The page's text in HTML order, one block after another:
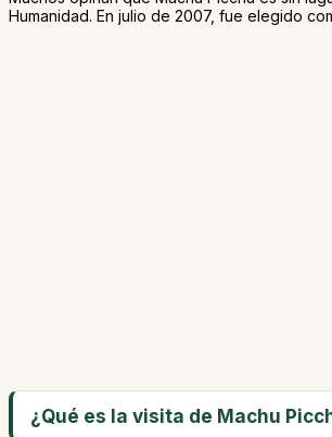
Humanidad. En julio de 2007, fue elegido
¿Qué es la visita de Machu